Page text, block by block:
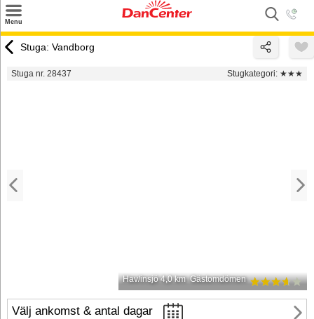
Menu
Tilbud
Stuga: Vandborg
Stuga nr. 28437 Stugkategori: ★★★
Hav/insjö 4,0 km Gästomdömen
Välj ankomst & antal dagar